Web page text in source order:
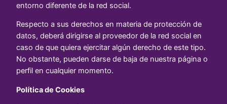
entorno diferente de la red social.
Respecto a sus derechos en materia de protección de
datos, deberá dirigirse al proveedor de la red social en
caso de que quiera ejercitar algún derecho de este tipo.
No obstante, pueden darse de baja de nuestra página o
perfil en cualquier momento.
Política de Cookies